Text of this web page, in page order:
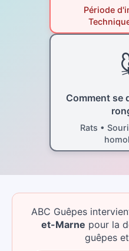
Période
Comment se
Rats •
ABC Guêpes
et-Marne pour la
guêpes